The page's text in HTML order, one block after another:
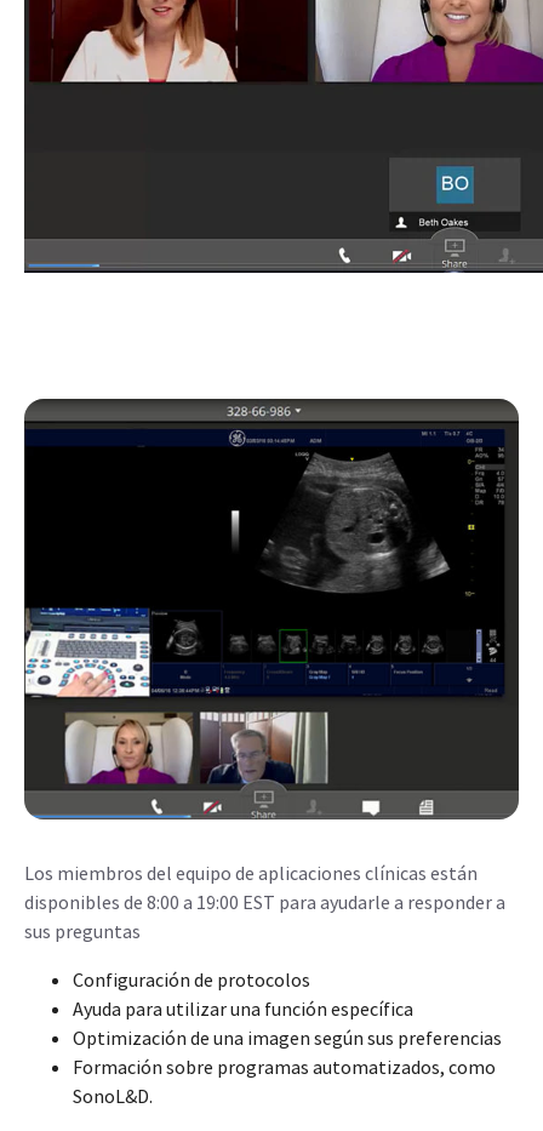
Los miembros del equipo de aplicaciones clínicas están
disponibles de 8:00 a 19:00 EST para ayudarle a responder a
sus preguntas
Configuración de protocolos
Ayuda para utilizar una función específica
Optimización de una imagen según sus preferencias
Formación sobre programas automatizados, como
SonoL&D.